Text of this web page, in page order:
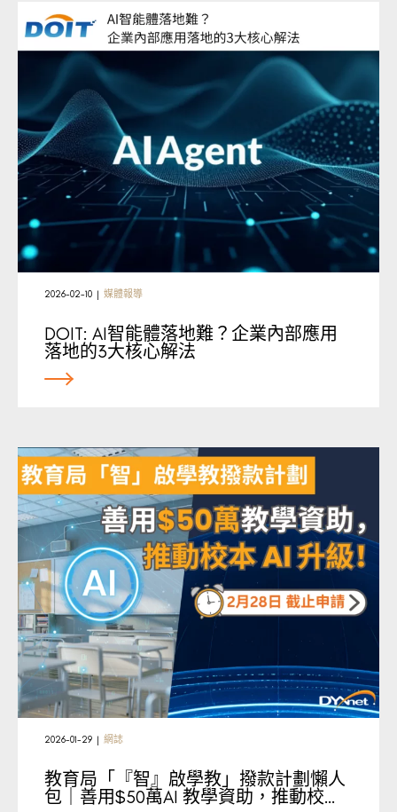
2026-02-10 | 媒體報導
DOIT: AI智能體落地難？企業內部應用
落地的3大核心解法
2026-01-29 | 網誌
教育局「『智』啟學教」撥款計劃懶人
包｜善用$50萬AI 教學資助，推動校…